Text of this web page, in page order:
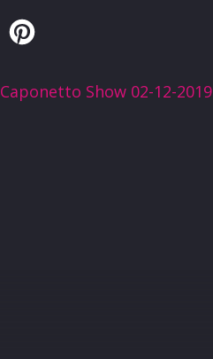
Twitter
Caponetto Show 02-12-2019